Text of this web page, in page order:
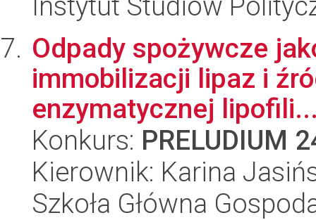
Odpady spożywcze
immobilizacji lipaz i
enzymatycznej
Konkurs: PRELUDIUM
Kierownik: Karina
Szkoła Główna